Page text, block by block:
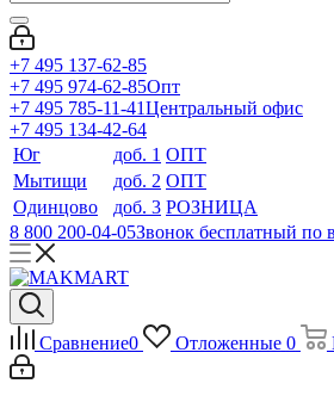
+7 495 137-62-85
+7 495 974-62-85Опт
+7 495 785-11-41Центральный офис
+7 495 134-42-64
Юг
доб. 1 ОПТ
Мытищи
доб. 2 ОПТ
Одинцово
доб. 3 РОЗНИЦА
8 800 200-04-05Звонок бесплатный по
Сравнение0 Отложенные 0